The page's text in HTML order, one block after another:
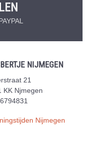
NIJMEGEN
21
KK Njmegen
Nijmegen